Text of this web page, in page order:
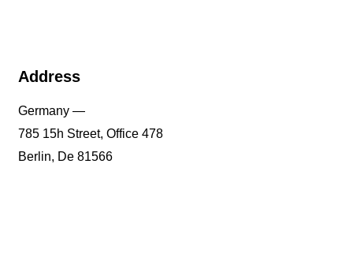
Address
Germany —
785 15h Street, Office 478
Berlin, De 81566